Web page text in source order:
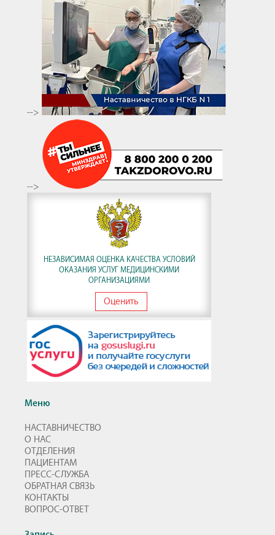
-->
-->
НЕЗАВИСИМАЯ ОЦЕНКА КАЧЕСТВА УСЛОВИЙ
ОКАЗАНИЯ УСЛУГ МЕДИЦИНСКИМИ
ОРГАНИЗАЦИЯМИ
Оценить
Меню
НАСТАВНИЧЕСТВО
О НАС
ОТДЕЛЕНИЯ
ПАЦИЕНТАМ
ПРЕСС-СЛУЖБА
ОБРАТНАЯ СВЯЗЬ
КОНТАКТЫ
ВОПРОС-ОТВЕТ